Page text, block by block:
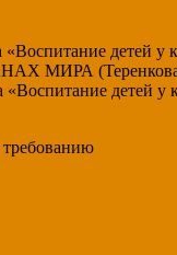
детей
МИРА
детей